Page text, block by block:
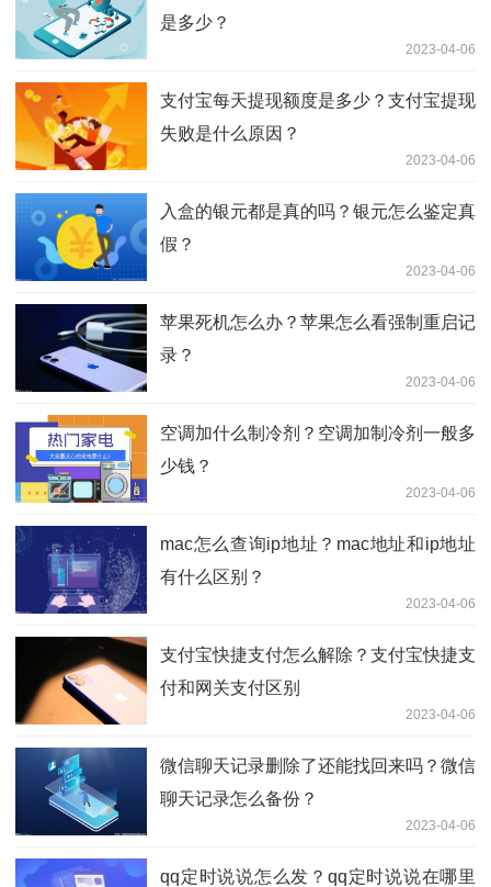
是多少？
2023-04-06
支付宝每天提现额度是多少？支付宝提现
失败是什么原因？
2023-04-06
入盒的银元都是真的吗？银元怎么鉴定真
假？
2023-04-06
苹果死机怎么办？苹果怎么看强制重启记
录？
2023-04-06
空调加什么制冷剂？空调加制冷剂一般多
少钱？
2023-04-06
mac怎么查询ip地址？mac地址和ip地址
有什么区别？
2023-04-06
支付宝快捷支付怎么解除？支付宝快捷支
付和网关支付区别
2023-04-06
微信聊天记录删除了还能找回来吗？微信
聊天记录怎么备份？
2023-04-06
qq定时说说怎么发？qq定时说说在哪里